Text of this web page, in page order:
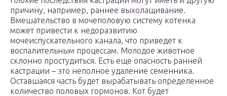
причину, например, раннее выхолащивание.
Вмешательство в мочеполовую систему котенка
может привести к недоразвитию
мочеиспускательного канала, что приведет к
воспалительным процессам. Молодое животное
склонно простудиться. Есть еще опасность ранней
кастрации – это неполное удаление семенника.
Оставшаяся часть будет вырабатывать определенное
количество половых гормонов. Кот будет